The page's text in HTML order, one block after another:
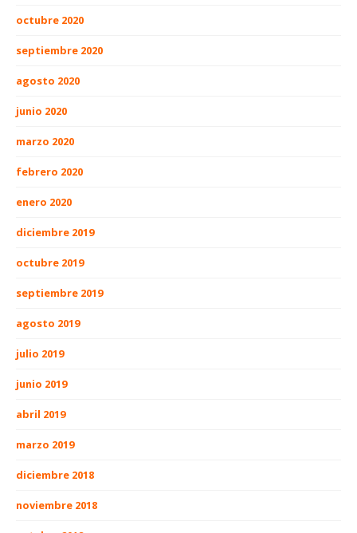
octubre 2020
septiembre 2020
agosto 2020
junio 2020
marzo 2020
febrero 2020
enero 2020
diciembre 2019
octubre 2019
septiembre 2019
agosto 2019
julio 2019
junio 2019
abril 2019
marzo 2019
diciembre 2018
noviembre 2018